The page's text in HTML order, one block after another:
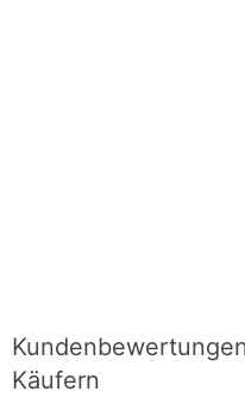
Käufern